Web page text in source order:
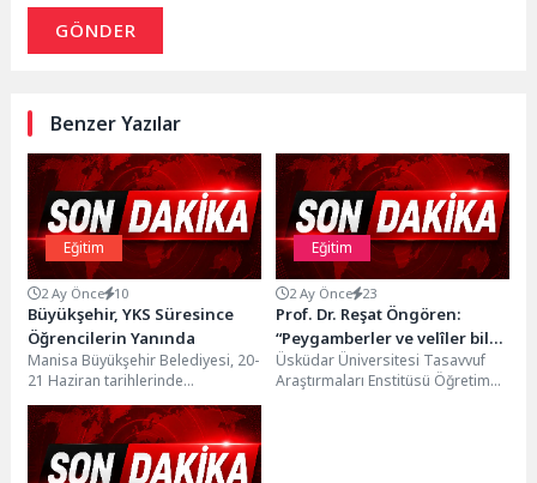
GÖNDER
Benzer Yazılar
Eğitim
2 Ay Önce 10
Büyükşehir, YKS Süresince
Öğrencilerin Yanında
Manisa Büyükşehir Belediyesi, 20-
21 Haziran tarihlerinde
gerçekleştirilecek Yükseköğretim
Kurumları Sınavı (YKS) süresince
öğrencilerin ve ailelerinin...
Eğitim
2 Ay Önce 23
Prof. Dr. Reşat Öngören:
“Peygamberler ve velîler bile
Hak ve hakikatle buluşmadan
önce yalnızlık yaşıyor!”
Üsküdar Üniversitesi Tasavvuf
Araştırmaları Enstitüsü Öğretim